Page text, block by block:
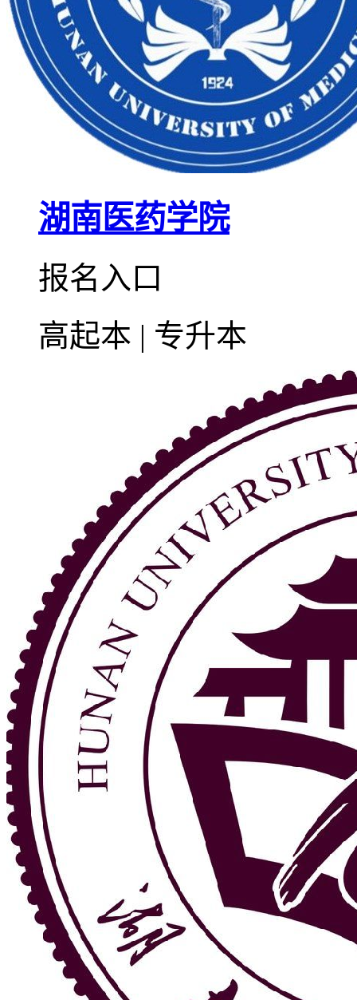
湖南医药学院
报名入口
高起本 | 专升本